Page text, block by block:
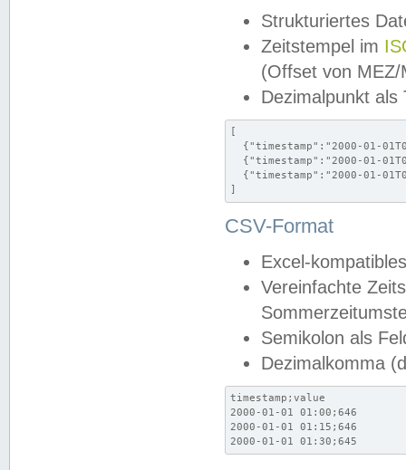
Strukturiertes
Zeitstempel im
(Offset von MEZ/
Dezimalpunkt als
[
{"timestamp":"2000-01-
{"timestamp":"2000-01-
{"timestamp":"2000-01-
]
CSV-Format
Excel-
Vereinfachte
Semikolon als
Dezimalkomma
timestamp;value
2000-01-01 01:00;646
2000-01-01 01:15;646
2000-01-01 01:30;645